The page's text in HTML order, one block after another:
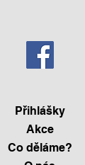
Přihlášky
Akce
Co děláme?